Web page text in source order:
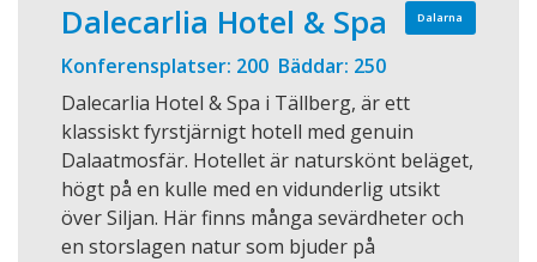
Dalarna
Dalecarlia Hotel & Spa
Konferensplatser: 200 Bäddar: 250
Dalecarlia Hotel & Spa i Tällberg, är ett
klassiskt fyrstjärnigt hotell med genuin
Dalaatmosfär. Hotellet är naturskönt beläget,
högt på en kulle med en vidunderlig utsikt
över Siljan. Här finns många sevärdheter och
en storslagen natur som bjuder på